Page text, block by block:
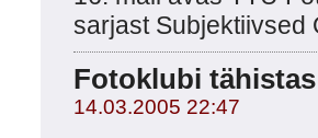
sarjast Subjektiivsed
Fotoklubi
14.03.2005 22:47